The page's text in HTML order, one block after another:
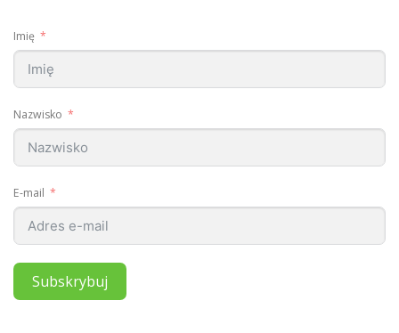
Imię
Nazwisko
E-mail
Subskrybuj